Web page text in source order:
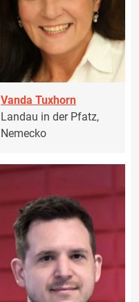
Vanda Tuxhorn
Landau in der Pfatz,
Nemecko